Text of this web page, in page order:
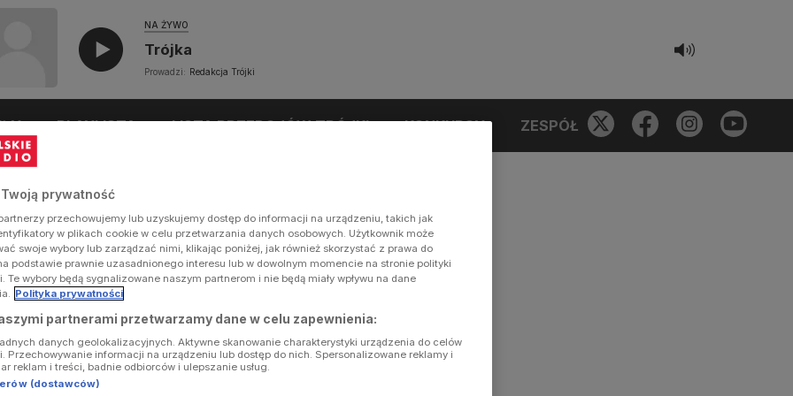
NA ŻYWO
Trójka
Prowadzi: Redakcja Trójki
PLAYLISTA LISTA PRZEBOJÓW TRÓJKI KONKURSY ZESPÓŁ
Twoją prywatność
przechowujemy lub uzyskujemy dostęp do informacji na urządzeniu, takich jak
w plikach cookie w celu przetwarzania danych osobowych. Użytkownik może
swoje wybory lub zarządzać nimi, klikając poniżej, jak również skorzystać z prawa do
podstawie prawnie uzasadnionego interesu lub w dowolnym momencie na stronie polityki
Te wybory będą sygnalizowane naszym partnerom i nie będą miały wpływu na dane
Polityka prywatności
partnerami przetwarzamy dane w celu zapewnienia:
danych geolokalizacyjnych. Aktywne skanowanie charakterystyki urządzenia do celów
Przechowywanie informacji na urządzeniu lub dostęp do nich. Spersonalizowane reklamy i
reklam i treści, badnie odbiorców i ulepszanie usług.
(dostawców)